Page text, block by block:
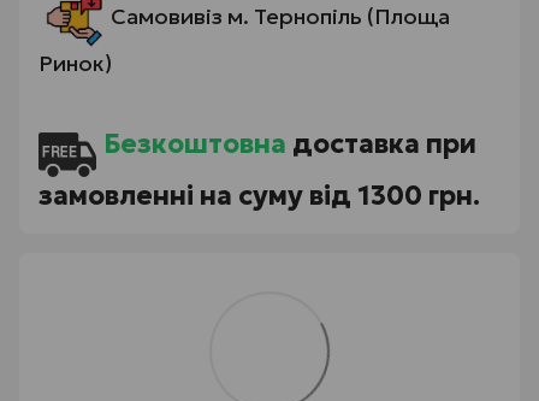
Самовивіз м. Тернопіль (Площа
Ринок)
Безкоштовна доставка при
замовленні на суму від 1300 грн.